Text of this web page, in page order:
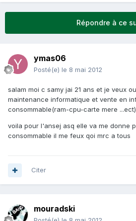
Répondre à ce
ymas06
Posté(e) le 8 mai 2012
salam moi c samy jai 21 ans et je veux
maintenance informatique et vente en
consommable(ram-cpu-carte mere ...ect)
voila pour l'ansej asq elle va me donne
consommable il me feux qoi mrc a tous
Citer
mouradski